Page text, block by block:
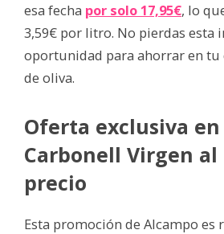
esa fecha por solo 17,95€, lo
3,59€ por litro. No pierdas esta
oportunidad para ahorrar en tu
de oliva.
Oferta exclusiva en
Carbonell Virgen
precio
Esta promoción de Alcampo es